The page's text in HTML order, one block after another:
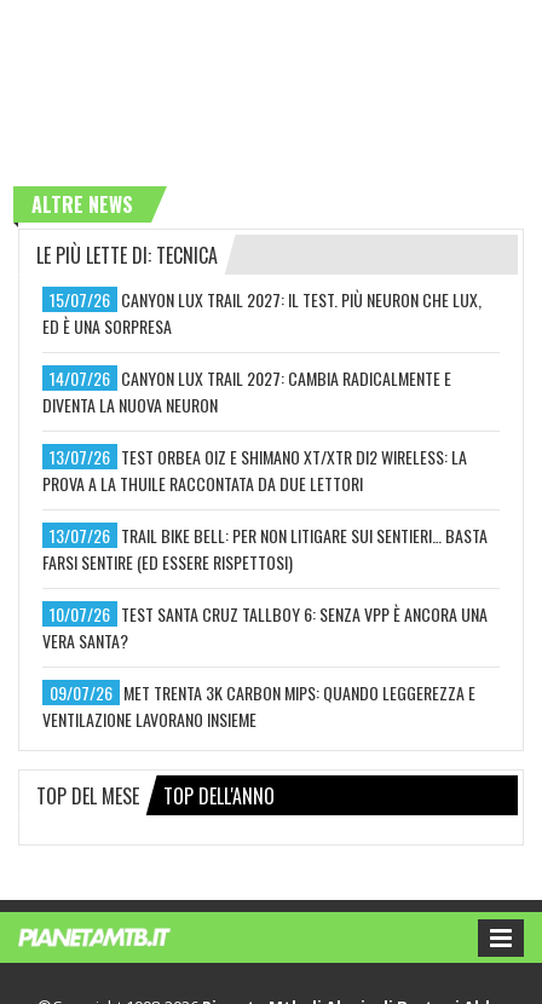
ALTRE NEWS
LE PIÙ LETTE DI: TECNICA
15/07/26 CANYON LUX TRAIL 2027: IL TEST. PIÙ NEURON CHE LUX,
ED È UNA SORPRESA
14/07/26 CANYON LUX TRAIL 2027: CAMBIA RADICALMENTE E
DIVENTA LA NUOVA NEURON
13/07/26 TEST ORBEA OIZ E SHIMANO XT/XTR DI2 WIRELESS: LA
PROVA A LA THUILE RACCONTATA DA DUE LETTORI
13/07/26 TRAIL BIKE BELL: PER NON LITIGARE SUI SENTIERI… BASTA
FARSI SENTIRE (ED ESSERE RISPETTOSI)
10/07/26 TEST SANTA CRUZ TALLBOY 6: SENZA VPP È ANCORA UNA
VERA SANTA?
09/07/26 MET TRENTA 3K CARBON MIPS: QUANDO LEGGEREZZA E
VENTILAZIONE LAVORANO INSIEME
TOP DEL MESE TOP DELL'ANNO